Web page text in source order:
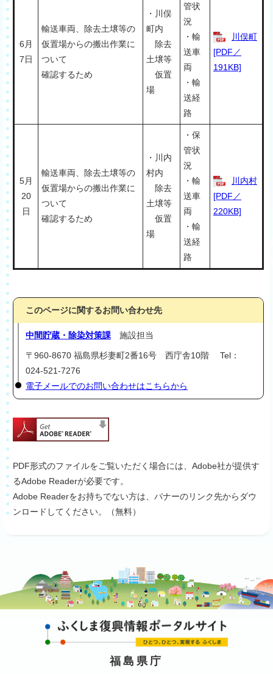
6月
7日
輸送車両、除去土壌等の
仮置場からの搬出作業に
ついて
確認するため
・川俣
町内
除去
土壌等
仮置
場
管状
況
・輸
送車
両
・輸
送経
路
川俣町
[PDF／
191KB]
5月
20
日
輸送車両、除去土壌等の
仮置場からの搬出作業に
ついて
確認するため
・川内
村内
除去
土壌等
仮置
場
・保
管状
況
・輸
送車
両
・輸
送経
路
川内村
[PDF／
220KB]
このページに関するお問い合わせ先
中間貯蔵・除染対策課 施設担当
〒960-8670 福島県杉妻町2番16号 西庁舎10階 Tel：
024-521-7276
電子メールでのお問い合わせはこちらから
PDF形式のファイルをご覧いただく場合には、Adobe社が提供す
るAdobe Readerが必要です。
Adobe Readerをお持ちでない方は、バナーのリンク先からダウ
ンロードしてください。（無料）
福島県庁